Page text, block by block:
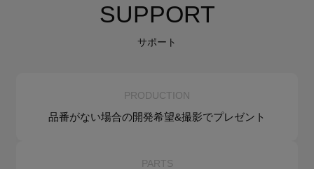
SUPPORT
サポート
PRODUCTION
品番がない場合の開発希望&撮影でプレゼント
PARTS